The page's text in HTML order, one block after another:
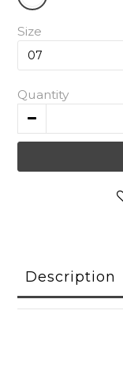
Size
Quantity
Description